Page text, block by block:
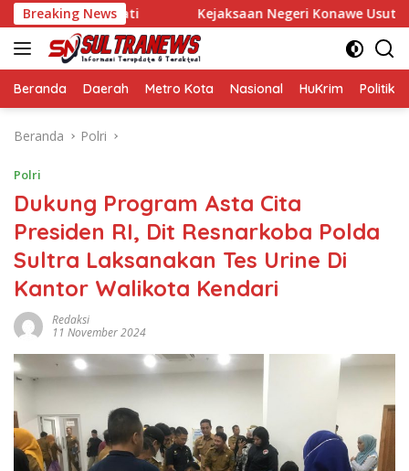
Langsung
ke
konten
Breaking News
Wakil Bupati Kejaksaan Negeri Konawe Usut
Beranda Daerah Metro Kota Nasional HuKrim Politik
Beranda Polri
Polri
Dukung Program Asta Cita
Presiden RI, Dit Resnarkoba Polda
Sultra Laksanakan Tes Urine Di
Kantor Walikota Kendari
Redaksi
11 November 2024